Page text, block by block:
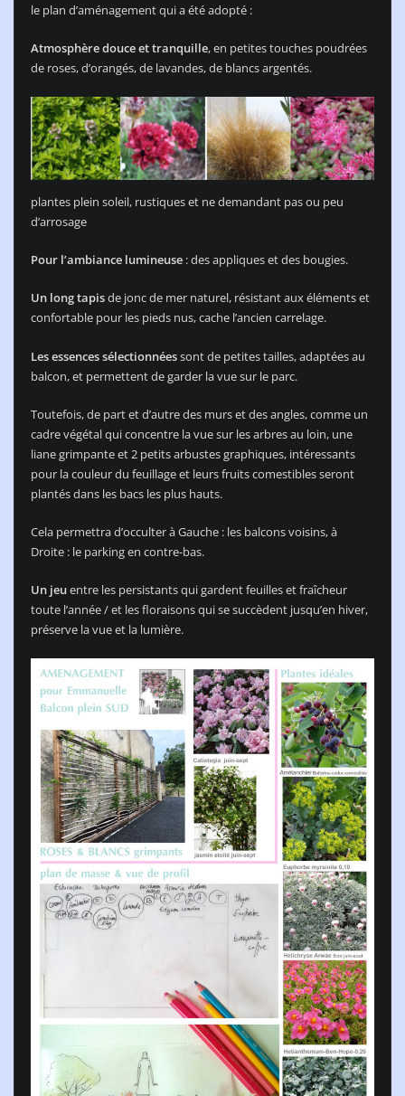
le plan d’aménagement qui a été adopté :
Atmosphère douce et tranquille, en petites touches poudrées
de roses, d’orangés, de lavandes, de blancs argentés.
plantes plein soleil, rustiques et ne demandant pas ou peu
d’arrosage
Pour l’ambiance lumineuse: des appliques et des bougies.
Un long tapisde jonc de mer naturel, résistant aux éléments et
confortable pour les pieds nus, cache l’ancien carrelage.
Les essences sélectionnéessont de petites tailles, adaptées au
balcon, et permettent de garder la vue sur le parc.
Toutefois, de part et d’autre des murs et des angles, comme un
cadre végétal qui concentre la vue sur les arbres au loin, une
liane grimpante et 2 petits arbustes graphiques, intéressants
pour la couleur du feuillage et leurs fruits comestibles seront
plantés dans les bacs les plus hauts.
Cela permettra d’occulter à Gauche : les balcons voisins, à
Droite : le parking en contre-bas.
Un jeuentre les persistants qui gardent feuilles et fraîcheur
toute l’année / et les floraisons qui se succèdent jusqu’en hiver,
préserve la vue et la lumière.